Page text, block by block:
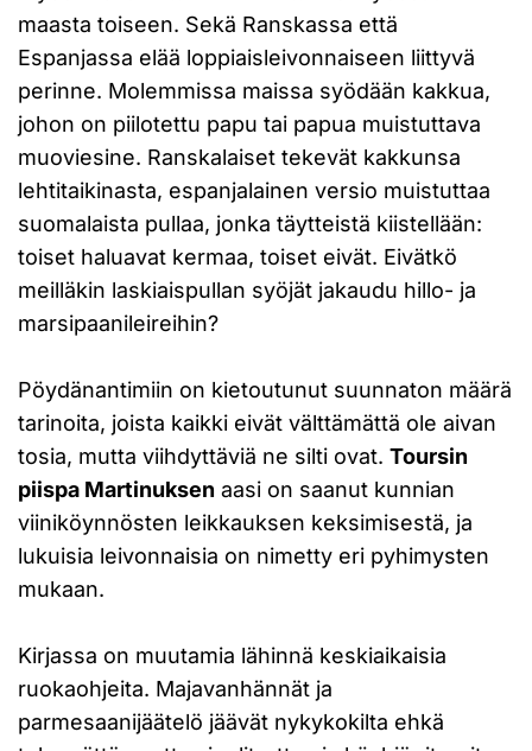
maasta toiseen. Sekä Ranskassa että
Espanjassa elää loppiaisleivonnaiseen liittyvä
perinne. Molemmissa maissa syödään kakkua,
johon on piilotettu papu tai papua muistuttava
muoviesine. Ranskalaiset tekevät kakkunsa
lehtitaikinasta, espanjalainen versio muistuttaa
suomalaista pullaa, jonka täytteistä kiistellään:
toiset haluavat kermaa, toiset eivät. Eivätkö
meilläkin laskiaispullan syöjät jakaudu hillo- ja
marsipaanileireihin?
Pöydänantimiin on kietoutunut suunnaton määrä
tarinoita, joista kaikki eivät välttämättä ole aivan
tosia, mutta viihdyttäviä ne silti ovat. Toursin
piispa Martinuksen aasi on saanut kunnian
viiniköynnösten leikkauksen keksimisestä, ja
lukuisia leivonnaisia on nimetty eri pyhimysten
mukaan.
Kirjassa on muutamia lähinnä keskiaikaisia
ruokaohjeita. Majavanhännät ja
parmesaanijäätelö jäävät nykykokilta ehkä